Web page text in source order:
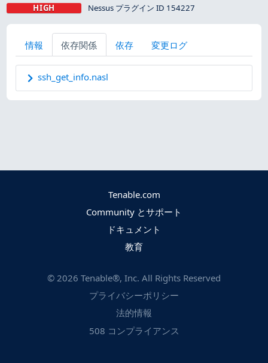
HIGH Nessus プラグイン ID 154227
情報 依存関係 依存 変更ログ
ssh_get_info.nasl
Tenable.com
Community とサポート
ドキュメント
教育
© 2026 Tenable®, Inc. All Rights Reserved
プライバシーポリシー
法的情報
508 コンプライアンス